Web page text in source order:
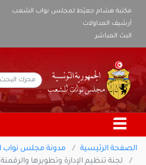
مكتبة هشام جعيّط لمجلس نواب الشعب
أرشيف المداولات
البث المباشر
الصفحة الرئيسية
مدونة مجلس
لجنة تنظيم الإدارة وتطويرها